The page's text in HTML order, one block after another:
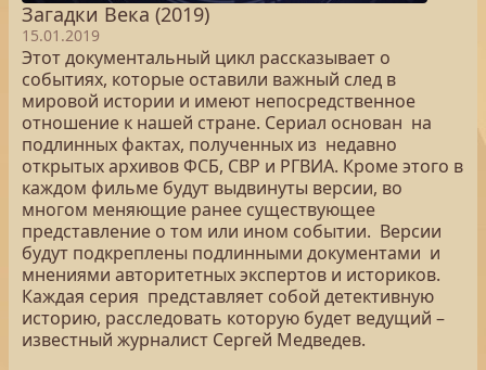
Загадки Века (2019)
15.01.2019
Этот документальный цикл рассказывает о
событиях, которые оставили важный след в
мировой истории и имеют непосредственное
отношение к нашей стране. Сериал основан на
подлинных фактах, полученных из недавно
открытых архивов ФСБ, СВР и РГВИА. Кроме этого в
каждом фильме будут выдвинуты версии, во
многом меняющие ранее существующее
представление о том или ином событии. Версии
будут подкреплены подлинными документами и
мнениями авторитетных экспертов и историков.
Каждая серия представляет собой детективную
историю, расследовать которую будет ведущий –
известный журналист Сергей Медведев.